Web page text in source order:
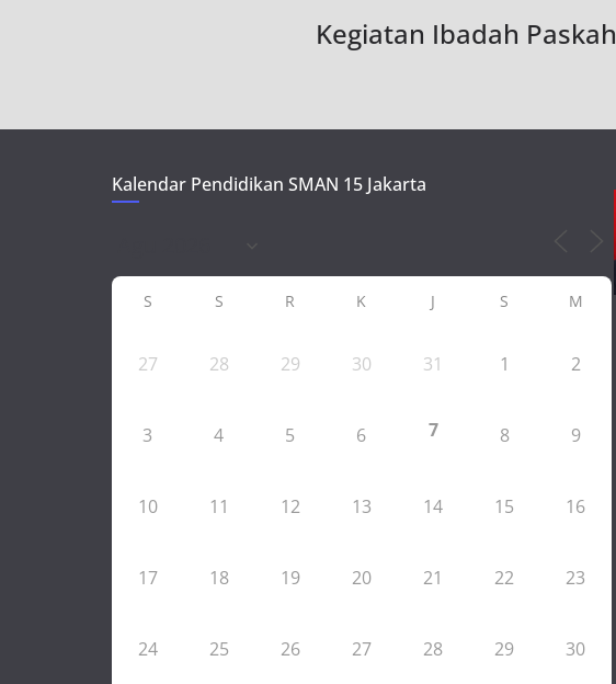
Kegiatan Ibadah Paskah
Kalendar Pendidikan SMAN 15 Jakarta
S S R K J S M
27 28 29 30 31 1 2
3 4 5 6 7 8 9
10 11 12 13 14 15 16
17 18 19 20 21 22 23
24 25 26 27 28 29 30